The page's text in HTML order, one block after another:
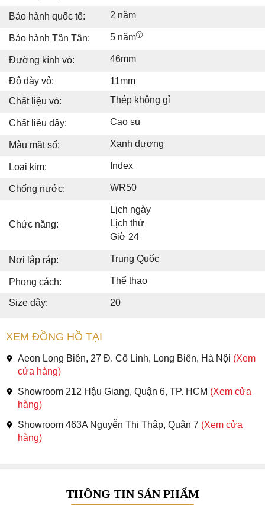
Bảo hành quốc tế: 2 năm
Bảo hành Tân Tân: 5 năm
Đường kính vỏ: 46mm
Độ dày vỏ:
11mm
Chất liệu vỏ:
Thép không gỉ
Chất liệu dây: Cao su
Màu mặt số: Xanh dương
Loại kim: Index
Chống nước: WR50
Chức năng:
Lịch ngày
Lịch thứ
Giờ 24
Nơi lắp ráp: Trung Quốc
Phong cách: Thể thao
Size dây: 20
XEM ĐỒNG HỒ TẠI
Aeon Long Biên, 27 Đ. Cổ Linh, Long Biên, Hà Nội (Xem
cửa hàng)
Showroom 212 Hậu Giang, Quận 6, TP. HCM (Xem cửa
hàng)
Showroom 463A Nguyễn Thị Thập, Quận 7 (Xem cửa
hàng)
THÔNG TIN SẢN PHẨM